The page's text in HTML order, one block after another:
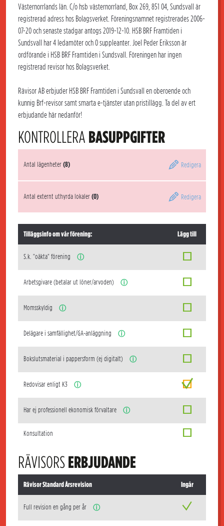
Västernorrlands län. C/o hsb västernorrland, Box 269, 851 04, Sundsvall är
registrerad adress hos Bolagsverket. Föreningsnamnet registrerades 2006-
07-20 och senaste stadgar antogs 2019-12-10. HSB BRF Framtiden i
Sundsvall har 4 ledamöter och 0 suppleanter. Joel Peder Eriksson är
ordförande i HSB BRF Framtiden i Sundsvall. Föreningen har ingen
registrerad revisor hos Bolagsverket.
Rävisor AB erbjuder HSB BRF Framtiden i Sundsvall en oberoende och
kunnig Brf-revisor samt smarta e-tjänster utan pristillägg. Ta del av ert
erbjudande här nedanför!
KONTROLLERA BASUPPGIFTER
Antal lägenheter(8) Redigera
Antal externt uthyrda lokaler(0) Redigera
Tilläggsinfo om vår förening: Lägg till
S.k. "oäkta" förening ⓘ
Arbetsgivare (betalar ut löner/arvoden) ⓘ
Momsskyldig ⓘ
Delägare i samfällighet/GA-anläggning ⓘ
Bokslutsmaterial i pappersform (ej digitalt) ⓘ
Redovisar enligt K3 ⓘ
Har ej professionell ekonomisk förvaltare ⓘ
Konsultation
RÄVISORSERBJUDANDE
Rävisor Standard Årsrevision Ingår
Full revision en gång per år ⓘ